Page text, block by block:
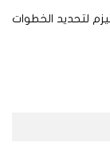
الخطوات